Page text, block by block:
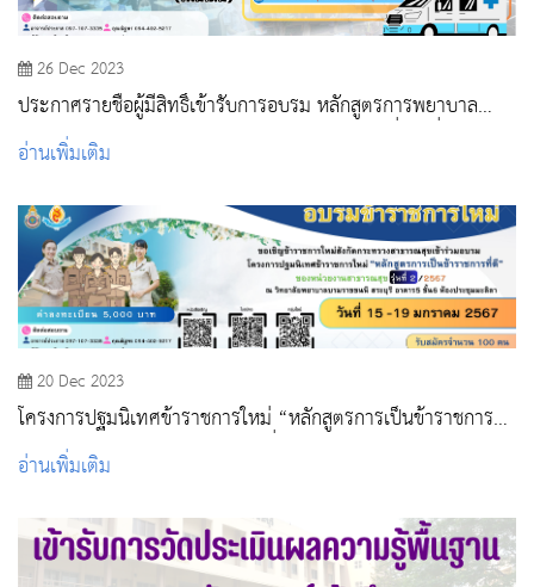
26 Dec 2023
ประกาศรายชื่อผู้มีสิทธิ์เข้ารับการอบรม หลักสูตรการพยาบาล
เฉพาะทาง สาขาการพยาบาลเวชปฏิบัติฉุกเฉินรุ่นที่ 5(เพิ่มเติม)
อ่านเพิ่มเติม
20 Dec 2023
โครงการปฐมนิเทศข้าราชการใหม่ “หลักสูตรการเป็นข้าราชการที่
ดี” ของหน่วยงานสาธารณสุข รุ่นที่ 2 /2567
อ่านเพิ่มเติม